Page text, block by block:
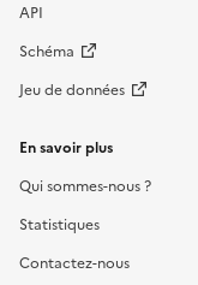
API
Schéma
Jeu de données
En savoir plus
Qui sommes-nous ?
Statistiques
Contactez-nous